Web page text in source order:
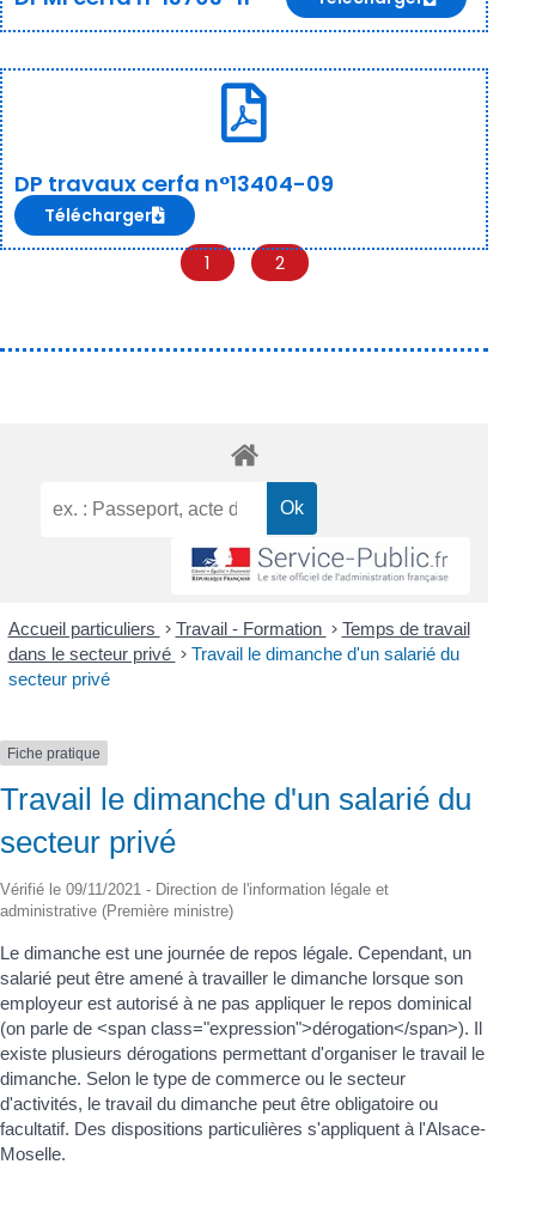
DP travaux cerfa n°13404-09
Télécharger
1 2
Accueil particuliers > Travail - Formation > Temps de travail
dans le secteur privé > Travail le dimanche d'un salarié du
secteur privé
Fiche pratique
Travail le dimanche d'un salarié du
secteur privé
Vérifié le 09/11/2021 - Direction de l'information légale et
administrative (Première ministre)
Le dimanche est une journée de repos légale. Cependant, un
salarié peut être amené à travailler le dimanche lorsque son
employeur est autorisé à ne pas appliquer le repos dominical
(on parle de <span class="expression">dérogation</span>). Il
existe plusieurs dérogations permettant d'organiser le travail le
dimanche. Selon le type de commerce ou le secteur
d'activités, le travail du dimanche peut être obligatoire ou
facultatif. Des dispositions particulières s'appliquent à l'Alsace-
Moselle.